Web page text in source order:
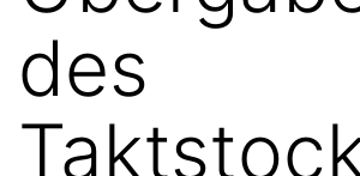
des